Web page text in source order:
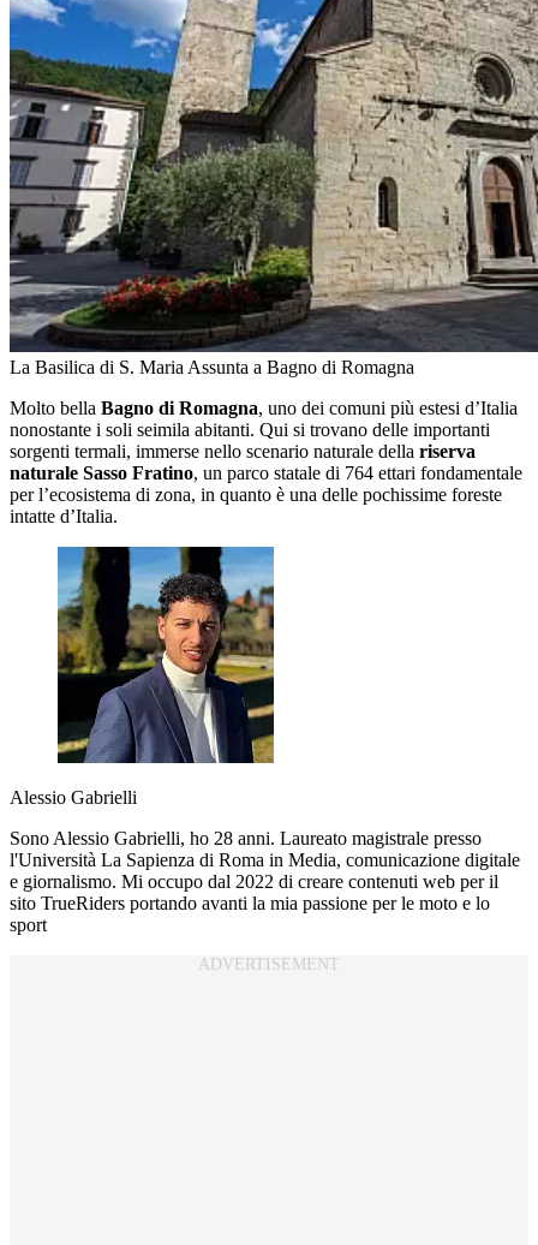
La Basilica di S. Maria Assunta a Bagno di Romagna
Molto bella Bagno di Romagna, uno dei comuni più estesi d’Italia
nonostante i soli seimila abitanti. Qui si trovano delle importanti
sorgenti termali, immerse nello scenario naturale della riserva
naturale Sasso Fratino, un parco statale di 764 ettari fondamentale
per l’ecosistema di zona, in quanto è una delle pochissime foreste
intatte d’Italia.
Alessio Gabrielli
Sono Alessio Gabrielli, ho 28 anni. Laureato magistrale presso
l'Università La Sapienza di Roma in Media, comunicazione digitale
e giornalismo. Mi occupo dal 2022 di creare contenuti web per il
sito TrueRiders portando avanti la mia passione per le moto e lo
sport